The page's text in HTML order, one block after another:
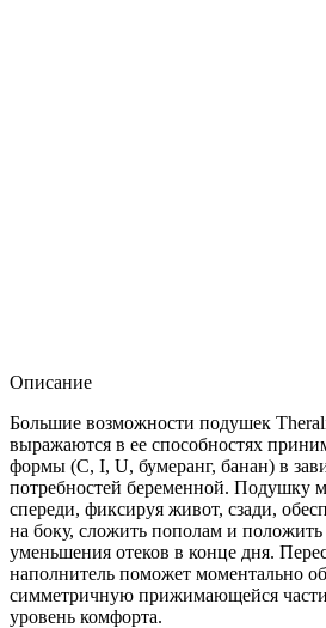
Описание
Большие возможности подушек
выражаются в ее способностях
формы (С, I, U, бумеранг, банан) в
потребностей беременной. Подушку
спереди, фиксируя живот, сзади,
на боку, сложить пополам и
уменьшения отеков в конце дня.
наполнитель поможет моментально
симметричную прижимающейся части
уровень комфорта.